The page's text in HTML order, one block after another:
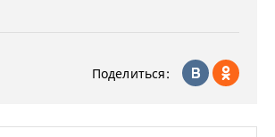
Поделиться: